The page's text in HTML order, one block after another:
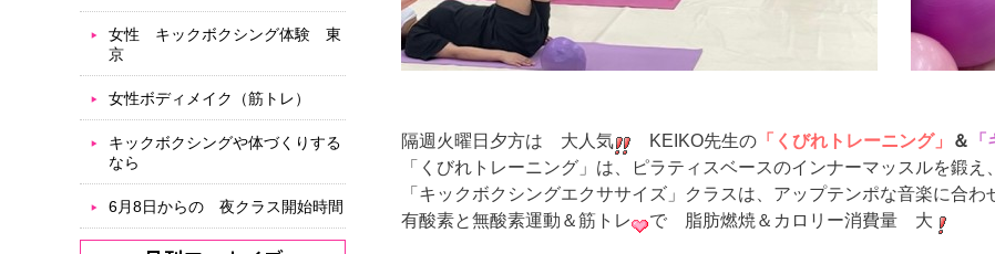
隔週火曜日夕方は 大人気 KEIKO先生の 「くびれトレーニング」 ＆
「くびれトレーニング」は、ピラティスベースのインナーマッスルを鍛
「キックボクシングエクササイズ」クラスは、アップテンポな音楽に合
有酸素と無酸素運動＆筋トレ
で 脂肪燃焼＆カロリー消費量 大
女性 キックボクシング体験 東
京
女性ボディメイク（筋トレ）
キックボクシングや体づくりする
なら
6月8日からの 夜クラス開始時間